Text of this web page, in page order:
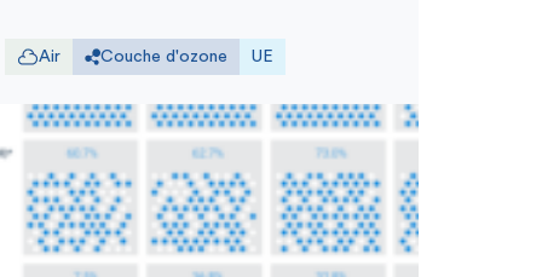
Air Couche d'ozone UE